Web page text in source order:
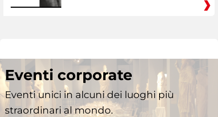
Eventi corporate
Eventi unici in alcuni dei luoghi più
straordinari al mondo.